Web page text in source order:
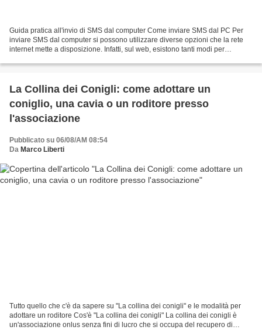
Guida pratica all'invio di SMS dal computer Come inviare SMS dal PC Per
inviare SMS dal computer si possono utilizzare diverse opzioni che la rete
internet mette a disposizione. Infatti, sul web, esistono tanti modi per
La Collina dei Conigli: come adottare un
coniglio, una cavia o un roditore presso
l'associazione
Pubblicato su 06/08/AM 08:54
Da Marco Liberti
Tutto quello che c'è da sapere su "La collina dei conigli" e le modalità per
adottare un roditore Cos'è "La collina dei conigli" La collina dei conigli è
un'associazione onlus senza fini di lucro che si occupa del recupero di